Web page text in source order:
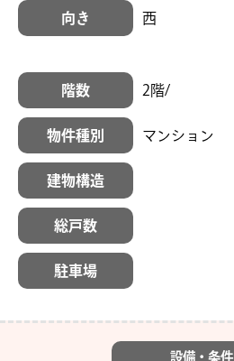
向き 西
階数 2階/
物件種別 マンション
建物構造
総戸数
駐車場
設備・条件